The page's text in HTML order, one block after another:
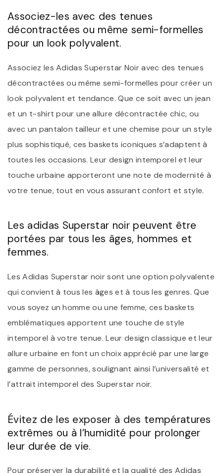
Associez-les avec des tenues
décontractées ou même semi-formelles
pour un look polyvalent.
Associez les Adidas Superstar Noir avec des tenues
décontractées ou même semi-formelles pour créer un
look polyvalent et tendance. Que ce soit avec un jean
et un t-shirt pour une allure décontractée chic, ou
avec un pantalon tailleur et une chemise pour un style
plus sophistiqué, ces baskets iconiques s’adaptent à
toutes les occasions. Leur design intemporel et leur
touche urbaine apporteront une note de modernité à
votre tenue, tout en vous assurant confort et style.
Les adidas Superstar noir peuvent être
portées par tous les âges, hommes et
femmes.
Les Adidas Superstar noir sont une option polyvalente
qui convient à tous les âges et à tous les genres. Que
vous soyez un homme ou une femme, ces baskets
emblématiques apportent une touche de style
intemporel à votre tenue. Leur design classique et leur
allure urbaine en font un choix apprécié par une large
gamme de personnes, soulignant ainsi l’universalité et
l’attrait intemporel des Superstar noir.
Évitez de les exposer à des températures
extrêmes ou à l’humidité pour prolonger
leur durée de vie.
Pour préserver la durabilité et la qualité des Adidas